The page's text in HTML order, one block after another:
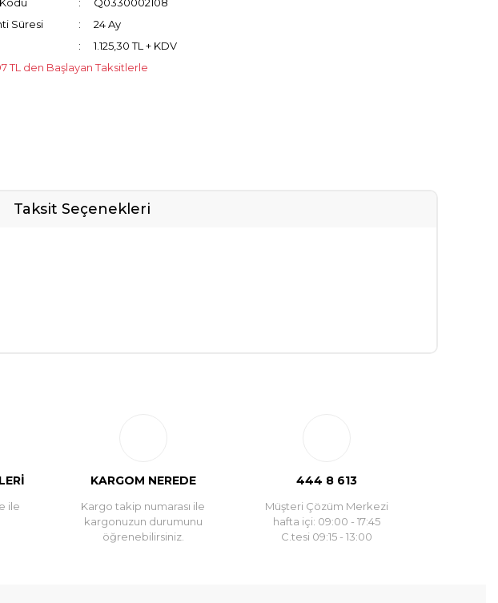
Süresi
24 Ay
1.125,30 TL + KDV
TL den Başlayan Taksitlerle
Taksit Seçenekleri
ile
KARGOM NEREDE
Kargo takip numarası ile
kargonuzun durumunu
öğrenebilirsiniz.
444 8 613
Müşteri Çözüm Merkezi
hafta içi: 09:00 - 17:45
C.tesi 09:15 - 13:00